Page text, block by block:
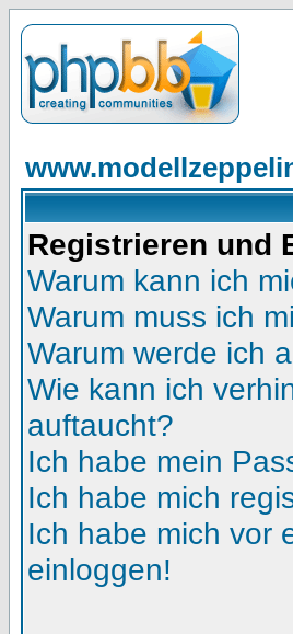
Registrieren und
Warum kann ich
Warum muss ich
Warum werde ich
Wie kann ich
auftaucht?
Ich habe mein
Ich habe mich
Ich habe mich vor
einloggen!